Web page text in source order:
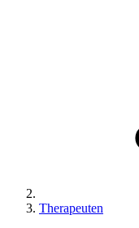
Therapeuten